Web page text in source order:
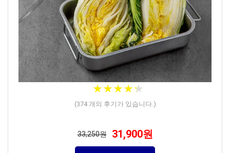
★★★★★
★★★★★
(374개의 후기가 있습니다.)
33,250원 31,900원